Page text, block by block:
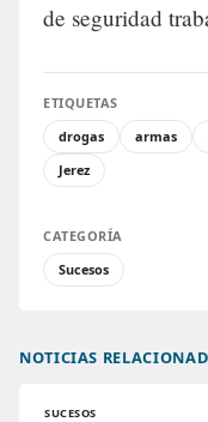
de seguridad
ETIQUETAS
drogas
armas
Jerez
CATEGORÍA
Sucesos
NOTICIAS
SUCESOS